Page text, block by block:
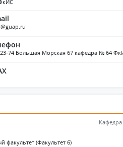
74 Большая Морская 67 кафедра № 64
Кафедра
факультет (Факультет 6)